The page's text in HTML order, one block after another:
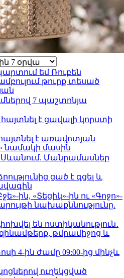
եմ Ռուբեն
թուրք տեսած
7 պաշտոնյա
է ցավալի կորստի
է առավոտյան
նամակի մասին
Մանրամասներ
ցած է գցել և
ին, «Տեցիկ»-ին ու «Գոջո»-
նախաքննությունը.
են ոստիկանություն․
թմրամիջոց և
4-ին ժամը 09:00-ից մինչև
ուղեկցված